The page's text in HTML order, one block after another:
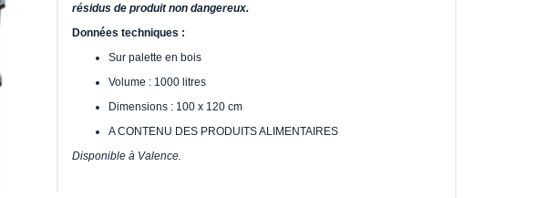
résidus de produit non dangereux.
Données techniques :
Sur palette en bois
Volume : 1000 litres
Dimensions : 100 x 120 cm
A CONTENU DES PRODUITS ALIMENTAIRES
Disponible à Valence.